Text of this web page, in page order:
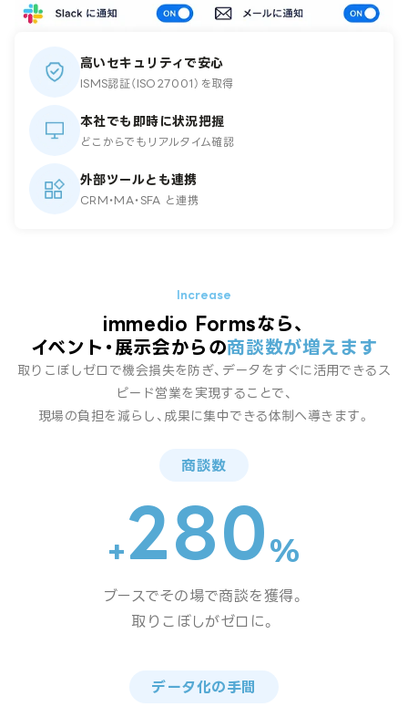
高いセキュリティで安心
ISMS認証（ISO27001）を取得
本社でも即時に状況把握
どこからでもリアルタイム確認
外部ツールとも連携
CRM・MA・SFA と連携
immedio Formsなら、
イベント・展示会からの商談数が増えます
取りこぼしゼロで機会損失を防ぎ、データをすぐに活用できるス
ピード営業を実現することで、
現場の負担を減らし、成果に集中できる体制へ導きます。
商談数
+280 %
ブースでその場で商談を獲得。
取りこぼしがゼロに。
データ化の手間